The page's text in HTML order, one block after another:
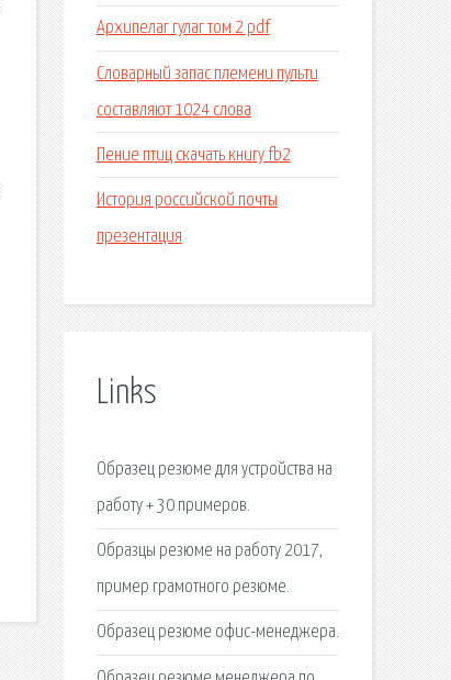
Архипелаг гулаг том 2 pdf
Словарный запас племени пульти
составляют 1024 слова
Пение птиц скачать книгу fb2
История российской почты
презентация
Links
Образец резюме для устройства на
работу + 30 примеров.
Образцы резюме на работу 2017,
пример грамотного резюме.
Образец резюме офис-менеджера.